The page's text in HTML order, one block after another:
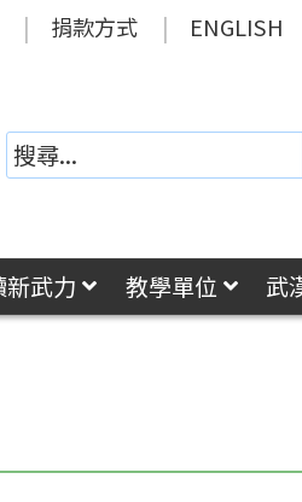
捐款方式 ENGLISH
新武力 教學單位 武